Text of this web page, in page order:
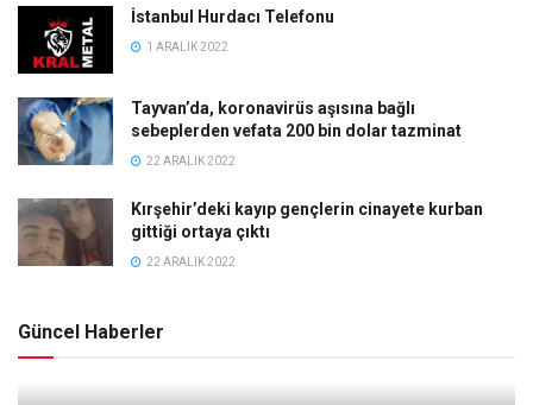
İstanbul Hurdacı Telefonu
1 ARALIK 2022
Tayvan’da, koronavirüs aşısına bağlı
sebeplerden vefata 200 bin dolar tazminat
22 ARALIK 2022
Kırşehir’deki kayıp gençlerin cinayete kurban
gittiği ortaya çıktı
22 ARALIK 2022
Güncel Haberler